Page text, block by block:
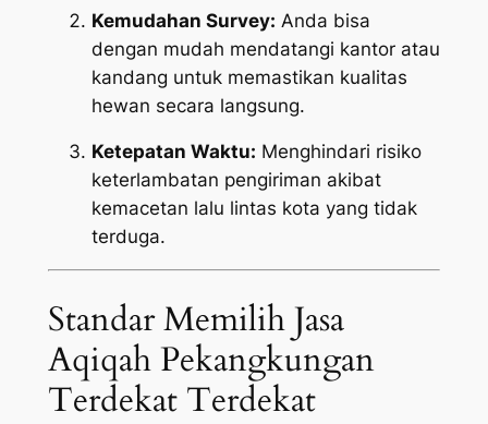
Kemudahan Survey: Anda bisa
dengan mudah mendatangi kantor atau
kandang untuk memastikan kualitas
hewan secara langsung.
Ketepatan Waktu: Menghindari risiko
keterlambatan pengiriman akibat
kemacetan lalu lintas kota yang tidak
terduga.
Standar Memilih Jasa
Aqiqah Pekangkungan
Terdekat Terdekat